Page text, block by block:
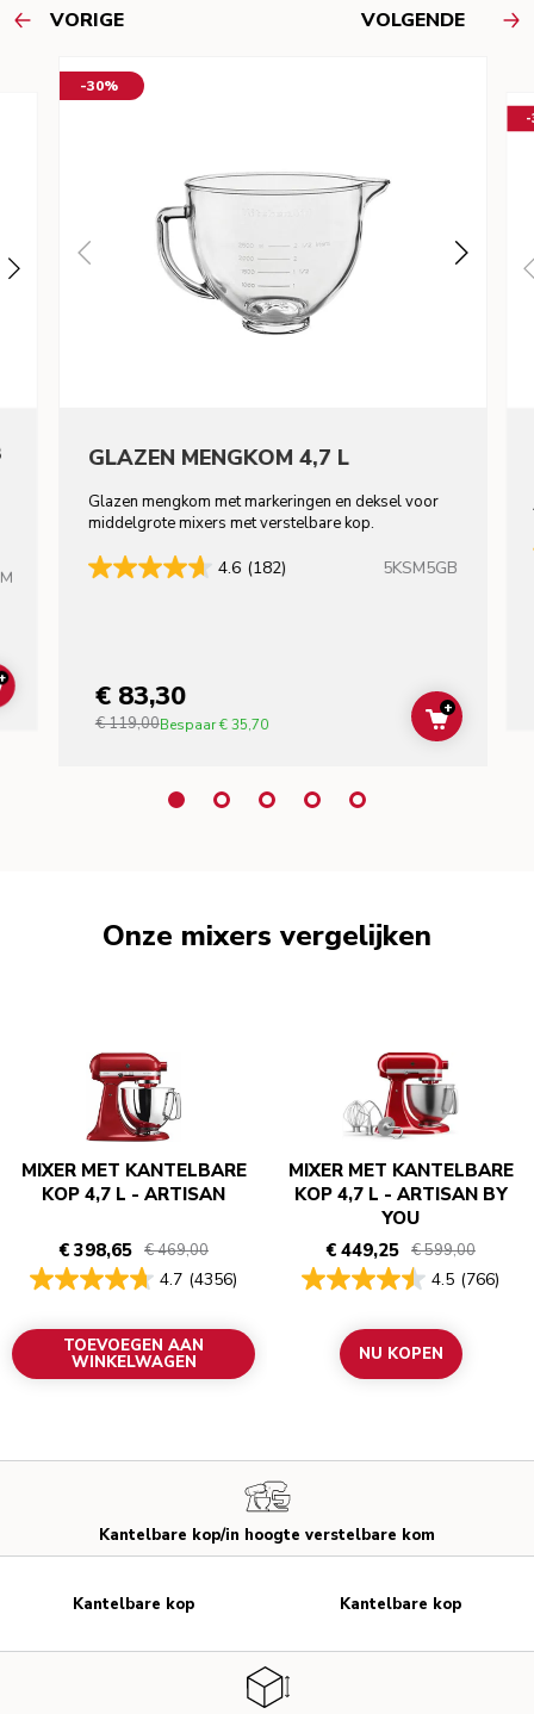
VORIGE VOLGENDE
ADD TO CART
-30%
GLAZEN MENGKOM 4,7 L
Glazen mengkom met markeringen en deksel voor
middelgrote mixers met verstelbare kop.
4.6 (182) 5KSM5GB
€ 83,30
€ 119,00Bespaar€ 35,70 ADD TO
+
-
Onze mixers vergelijken
MIXER MET KANTELBARE
KOP 4,7 L - ARTISAN
€ 398,65 € 469,00
4.7 (4356)
TOEVOEGEN AAN
WINKELWAGEN
MIXER MET KANTELBARE
KOP 4,7 L - ARTISAN BY
YOU
€ 449,25 € 599,00
4.5 (766)
NU KOPEN
Kantelbare kop/in hoogte verstelbare kom
Kantelbare kop Kantelbare kop